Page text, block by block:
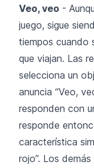
Veo, veo -
juego, sigue
tiempos cuando
que viajan. Las
selecciona un
anuncia “Veo,
responden con
responde
característica
rojo”. Los